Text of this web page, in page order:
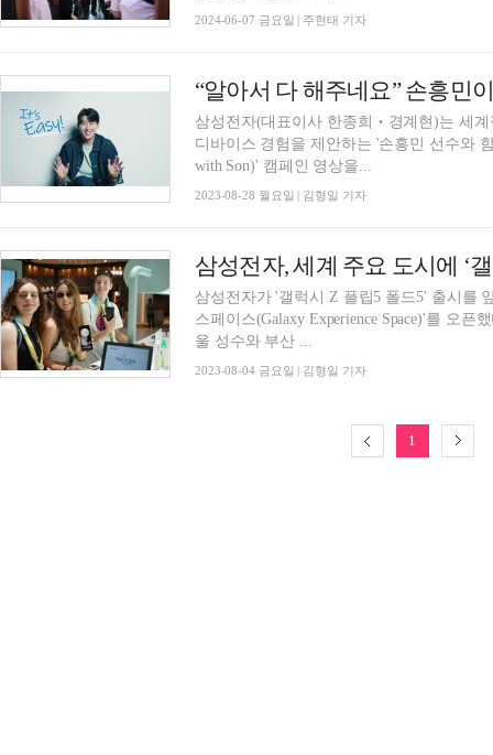
2024-06-07 금요일 | 주현태 기자
“알아서 다 해주네요” 손흥민
삼성전자(대표이사 한종희‧경계현)는 세
디바이스 경험을 제안하는 '손흥민 선수와
with Son)' 캠페인 영상을...
2023-08-28 월요일 | 김형일 기자
삼성전자가 '갤럭시 Z 플립5 폴드5' 출시를 앞두고 전 세
스페이스(Galaxy Experience Space)'를 오픈했다고 4일 밝혔다. 삼
울 성수와 부산 ...
2023-08-04 금요일 | 김형일 기자
1